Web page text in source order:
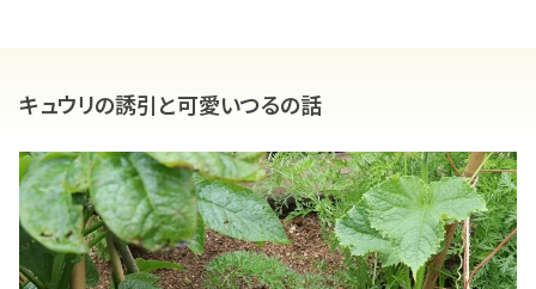
キュウリの誘引と可愛いつるの話